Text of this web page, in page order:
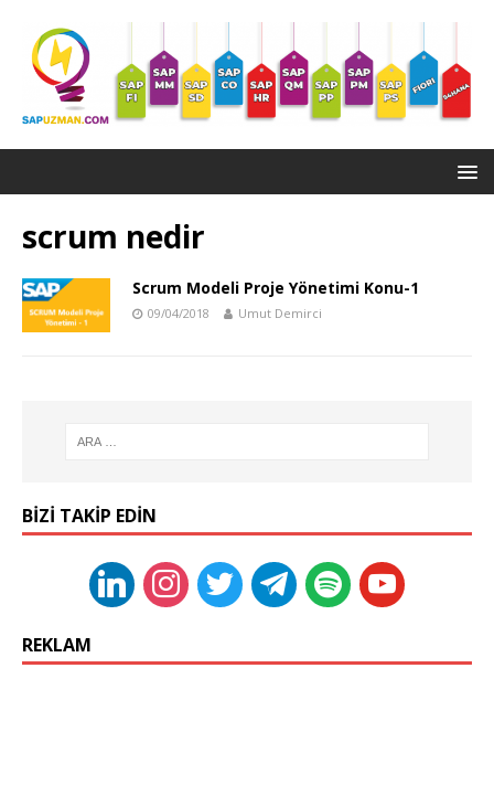
scrum nedir
Scrum Modeli Proje Yönetimi Konu-1
09/04/2018 Umut Demirci
BIZI TAKIP EDIN
REKLAM